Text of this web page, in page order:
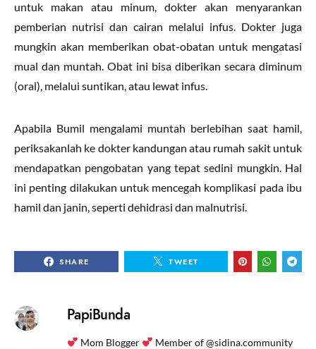
untuk makan atau minum, dokter akan menyarankan
pemberian nutrisi dan cairan melalui infus. Dokter juga
mungkin akan memberikan obat-obatan untuk mengatasi
mual dan muntah. Obat ini bisa diberikan secara diminum
(oral), melalui suntikan, atau lewat infus.
Apabila Bumil mengalami muntah berlebihan saat hamil,
periksakanlah ke dokter kandungan atau rumah sakit untuk
mendapatkan pengobatan yang tepat sedini mungkin. Hal
ini penting dilakukan untuk mencegah komplikasi pada ibu
hamil dan janin, seperti dehidrasi dan malnutrisi.
SHARE TWEET
PapiBunda
Mom Blogger
Member of @sidina.community